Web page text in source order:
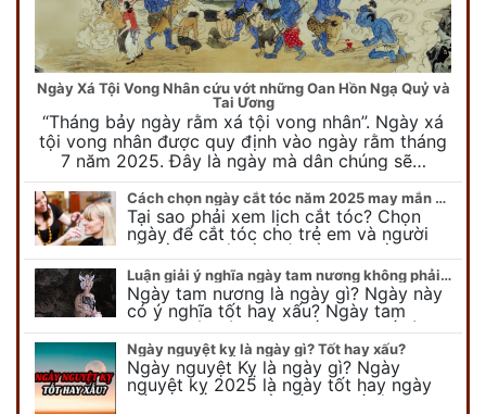
Ngày Xá Tội Vong Nhân cứu vớt những Oan Hồn Ngạ Quỷ và
Tai Ương
“Tháng bảy ngày rằm xá tội vong nhân”. Ngày xá
tội vong nhân được quy định vào ngày rằm tháng
7 năm 2025. Đây là ngày mà dân chúng sẽ…
Cách chọn ngày cắt tóc năm 2025 may mắn cho cả trẻ em và người lớn
Tại sao phải xem lịch cắt tóc? Chọn
ngày để cắt tóc cho trẻ em và người
lớn cần lưu ý điều gì để gặp nhiều may
mắn ? Khi…
Luận giải ý nghĩa ngày tam nương không phải ai cũng biết
Ngày tam nương là ngày gì? Ngày này
có ý nghĩa tốt hay xấu? Ngày tam
nương sát có nguồn gốc như thế nào?
Cần kiêng kỵ điều gì khi…
Ngày nguyệt kỵ là ngày gì? Tốt hay xấu?
Ngày nguyệt Kỵ là ngày gì? Ngày
nguyệt kỵ 2025 là ngày tốt hay ngày
xấu, xem ngay để biết chi tiết ý nghĩa